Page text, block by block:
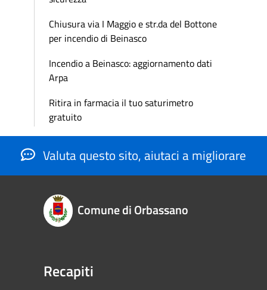
Chiusura via I Maggio e str.da del Bottone
per incendio di Beinasco
Incendio a Beinasco: aggiornamento dati
Arpa
Ritira in farmacia il tuo saturimetro
gratuito
Valuta questo sito, aiutaci a migliorare
Comune di Orbassano
Recapiti